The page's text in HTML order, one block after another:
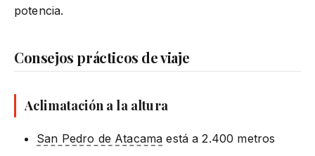
potencia.
Consejos prácticos de viaje
Aclimatación a la altura
San Pedro de Atacama está a 2.400 metros